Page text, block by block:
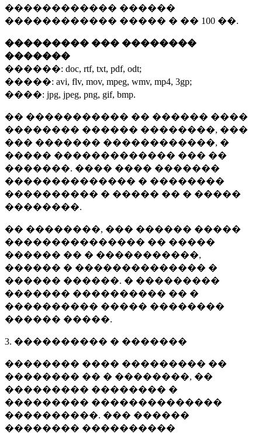
������������ ������
������������ ����� � �� 100 ��.
��������� ��� ��������
�������
������: doc, rtf, txt, pdf, odt;
�����: avi, flv, mov, mpeg, wmv, mp4, 3gp;
����: jpg, jpeg, png, gif, bmp.
�� ����������� �� ������ ����
�������� ������ ��������, ���
��� ������� ������������, �
����� ������������� ��� ��
�������. ���� ���� �������
�������������� � ��������
���������� � ����� �� � �����
��������.
�� ��������, ��� ������ �����
��������������� �� �����
������ �� � �����������,
������ � �������������� �
������ ������. � ���������
������� ���������� �� �
���������� ����� ��������
������ �����.
3. ���������� � �������
�������� ���� ��������� ��
�������� �� � ��������, ��
��������� �������� �
��������� ��������������
����������. ��� ������
�������� ����������